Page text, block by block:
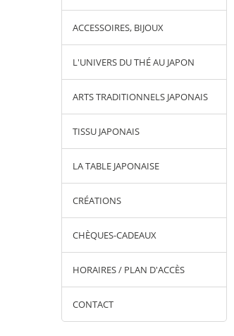
ACCESSOIRES, BIJOUX
L'UNIVERS DU THÉ AU JAPON
ARTS TRADITIONNELS JAPONAIS
TISSU JAPONAIS
LA TABLE JAPONAISE
CRÉATIONS
CHÈQUES-CADEAUX
HORAIRES / PLAN D'ACCÈS
CONTACT